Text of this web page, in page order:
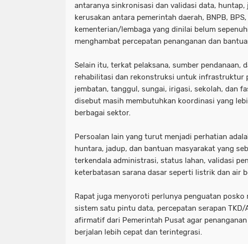
antaranya sinkronisasi dan validasi data, huntap,
kerusakan antara pemerintah daerah, BNPB, BPS,
kementerian/lembaga yang dinilai belum
menghambat percepatan penanganan dan
‎Selain itu, terkat pelaksana, sumber pendanaan,
rehabilitasi dan rekonstruksi untuk infrastruktur
jembatan, tanggul, sungai, irigasi, sekolah, dan
disebut masih membutuhkan koordinasi yang
berbagai sektor.
‎Persoalan lain yang turut menjadi perhatian
huntara, jadup, dan bantuan masyarakat yang
terkendala administrasi, status lahan, validasi
keterbatasan sarana dasar seperti listrik dan air
‎Rapat juga menyoroti perlunya penguatan posko
sistem satu pintu data, percepatan serapan TKD/
afirmatif dari Pemerintah Pusat agar
berjalan lebih cepat dan terintegrasi.